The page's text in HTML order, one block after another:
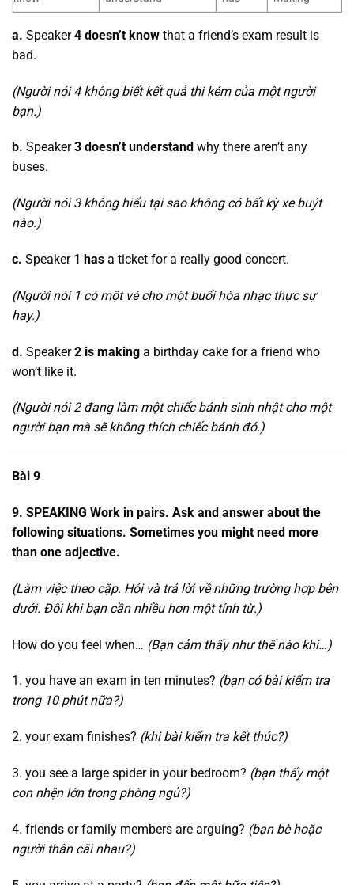
a. Speaker4 doesn’t know that a friend’s exam result is
bad.
(Người nói 4 không biết kết quả thi kém của một người
bạn.)
b. Speaker3 doesn’t understand why there aren’t any
buses.
(Người nói 3 không hiểu tại sao không có bất kỳ xe buýt
nào.)
c. Speaker 1 has a ticket for a really good concert.
(Người nói 1 có một vé cho một buổi hòa nhạc thực sự
hay.)
d. Speaker2 is making a birthday cake for a friend who
won’t like it.
(Người nói 2 đang làm một chiếc bánh sinh nhật cho một
người bạn mà sẽ không thích chiếc bánh đó.)
Bài 9
9. SPEAKING Work in pairs. Ask and answer about the
following situations. Sometimes you might need more
than one adjective.
(Làm việc theo cặp. Hỏi và trả lời về những trường hợp bên
dưới. Đôi khi bạn cần nhiều hơn một tính từ.)
How do you feel when… (Bạn cảm thấy như thế nào khi…)
1. you have an exam in ten minutes? (bạn có bài kiểm tra
trong 10 phút nữa?)
2. your exam finishes? (khi bài kiểm tra kết thúc?)
3. you see a large spider in your bedroom? (bạn thấy một
con nhện lớn trong phòng ngủ?)
4. friends or family members are arguing? (bạn bè hoặc
người thân cãi nhau?)